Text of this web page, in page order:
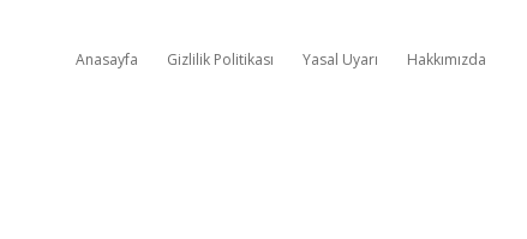
Anasayfa Gizlilik Politikası Yasal Uyarı Hakkımızda